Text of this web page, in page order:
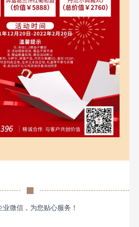
业微信，为您贴心服务！